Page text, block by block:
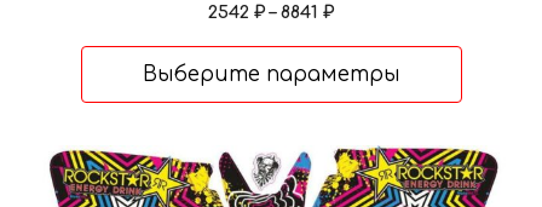
2542 ₽ – 8841 ₽Диапазон
–
Выберите параметры
Этот
товар